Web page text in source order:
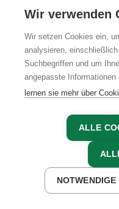
JETZT ANFRAGEN
Wir verwenden
Wir setzen Cookies ein,
analysieren,
Suchbegriffen und um
angepasste Informationen
lernen sie mehr über
ALLE